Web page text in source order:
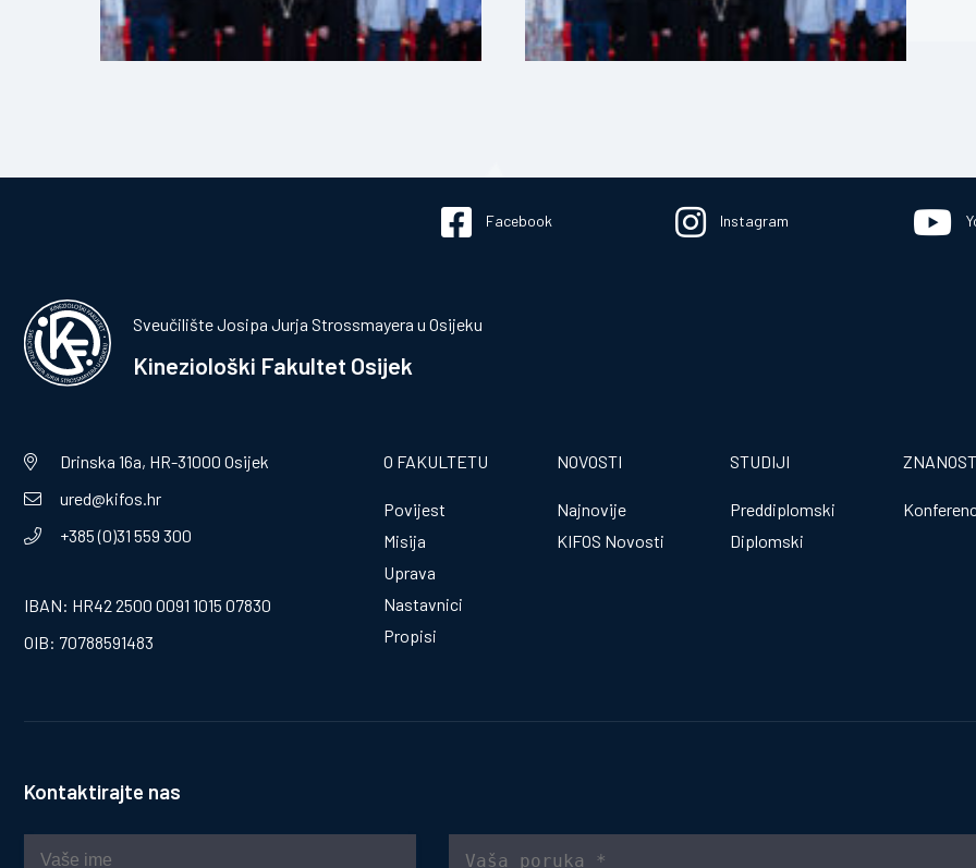
Facebook Instagram
Sveučilište Josipa Jurja Strossmayera u Osijeku
Kineziološki Fakultet Osijek
Drinska 16a, HR-31000 Osijek
ured@kifos.hr
+385 (0)31 559 300
IBAN: HR42 2500 0091 1015 07830
OIB: 70788591483
O FAKULTETU
Povijest
Misija
Uprava
Nastavnici
Propisi
NOVOSTI
Najnovije
KIFOS Novosti
STUDIJI
Preddiplomski
Diplomski
ZNANOST
Kontaktirajte nas